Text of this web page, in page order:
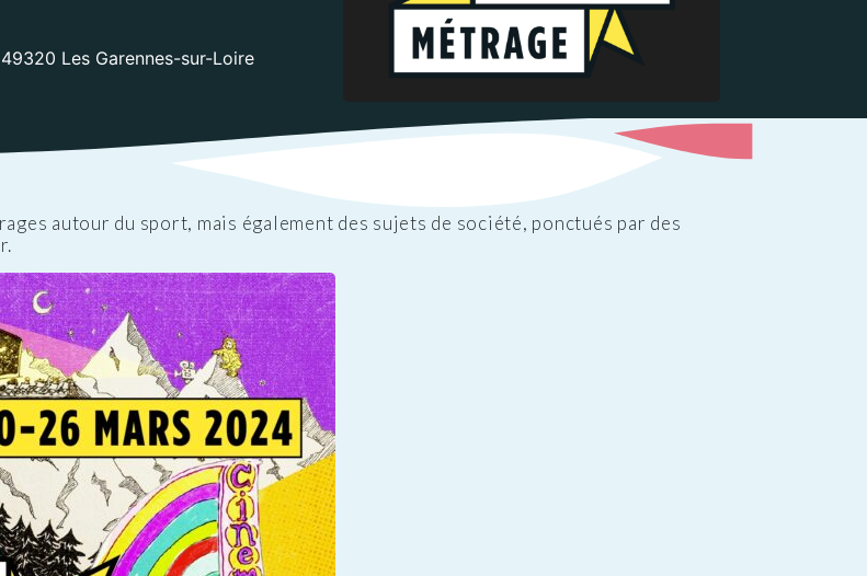
des nuisances
Cimetières
Les Garennes-sur-Loire
autour du sport, mais également des sujets de société, ponctués par des